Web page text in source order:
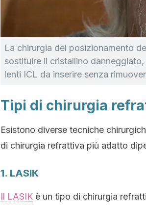
La chirurgia del posizionamento
sostituire il cristallino
lenti ICL da inserire senza
Tipi di chirurgia
Esistono diverse tecniche
di chirurgia refrattiva più adatto
1. LASIK
Il LASIK è un tipo di chirurgia